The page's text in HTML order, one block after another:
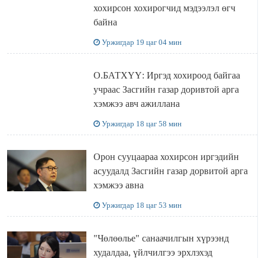
хохирсон хохирогчид мэдээлэл өгч
байна
Уржигдар 19 цаг 04 мин
О.БАТХҮҮ: Иргэд хохироод байгаа
учраас Засгийн газар доривтой арга
хэмжээ авч ажиллана
Уржигдар 18 цаг 58 мин
Орон сууцаараа хохирсон иргэдийн
асуудалд Засгийн газар дорвитой арга
хэмжээ авна
Уржигдар 18 цаг 53 мин
"Чөлөөлье" санаачилгын хүрээнд
худалдаа, үйлчилгээ эрхлэхэд